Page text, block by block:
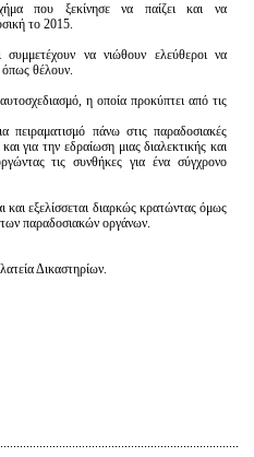
που ξεκίνησε να παίζει και να
το 2015.
συμμετέχουν να νιώθουν ελεύθεροι να
θέλουν.
η οποία προκύπτει από τις
πάνω στις παραδοσιακές
για την εδραίωση μιας διαλεκτικής και
τις συνθήκες για ένα σύγχρονο
εξελίσσεται διαρκώς κρατώντας όμως
παραδοσιακών οργάνων.
Δικαστηρίων.